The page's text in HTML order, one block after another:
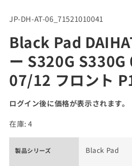
SKU:
JP-DH-AT-06_71521010041
Black Pad
ー S320G
07/12 フロント
ログイン後に価格が表示されます。
在庫: 4
製品シリーズ Black Pad